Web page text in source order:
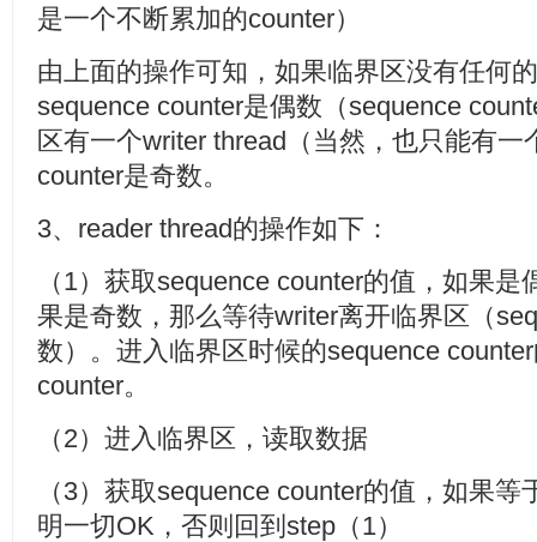
是一个不断累加的counter）
由上面的操作可知，如果临界区没有任何
sequence counter是偶数（sequence
区有一个writer thread（当然，也只能有一
counter是奇数。
3、reader thread的操作如下：
（1）获取sequence counter的值，如果
果是奇数，那么等待writer离开临界区（
数）。进入临界区时候的sequence
counter。
（2）进入临界区，读取数据
（3）获取sequence counter的值，如果
明一切OK，否则回到step（1）